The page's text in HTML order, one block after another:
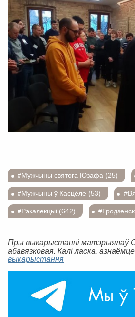
#Мужчыны святога Юзафа (25)
#Мужчыны ў Касцёле (53)
#Рэкалекцыі (642)
Пры выкарыстанні матэрыялаў
абавязковая. Калі ласка,
выкарыстання